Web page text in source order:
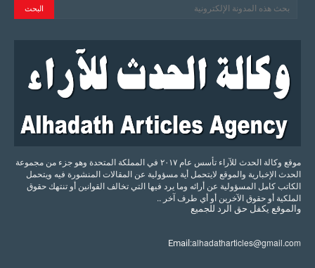
موقع وكالة الحدث للآراء تأسس عام ٢٠١٧ في المملكة المتحدة وهو جزء من مجموعة
الحدث الإخبارية والموقع لايتحمل أية مسؤولية عن المقالات المنشورة فيه ويتحمل
الكاتب كامل المسؤولية عن أرائه وما يرد فيها التي تخالف القوانين أو تنتهك حقوق
الملكية أو حقوق الآخرين أو أي طرف آخر ..
والموقع يكفل حق الرد للجميع
Email:alhadatharticles@gmail.com